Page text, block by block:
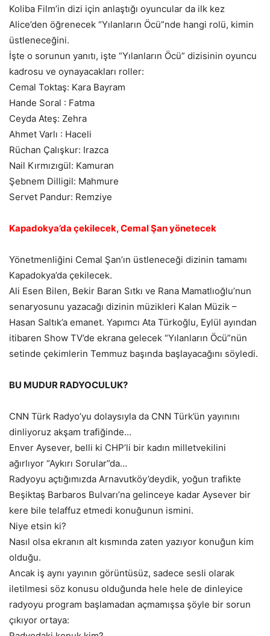
Koliba Film’in dizi için anlaştığı oyuncular da ilk kez
Alice’den öğrenecek “Yılanların Öcü”nde hangi rolü, kimin
üstleneceğini.
İşte o sorunun yanıtı, işte “Yılanların Öcü” dizisinin oyuncu
kadrosu ve oynayacakları roller:
Cemal Toktaş: Kara Bayram
Hande Soral : Fatma
Ceyda Ateş: Zehra
Ahmet Varlı : Haceli
Rüchan Çalışkur: Irazca
Nail Kırmızıgül: Kamuran
Şebnem Dilligil: Mahmure
Servet Pandur: Remziye
Kapadokya’da çekilecek, Cemal Şan yönetecek
Yönetmenliğini Cemal Şan’ın üstleneceği dizinin tamamı
Kapadokya’da çekilecek.
Ali Esen Bilen, Bekir Baran Sıtkı ve Rana Mamatlıoğlu’nun
senaryosunu yazacağı dizinin müzikleri Kalan Müzik –
Hasan Saltık’a emanet. Yapımcı Ata Türkoğlu, Eylül ayından
itibaren Show TV’de ekrana gelecek “Yılanların Öcü”nün
setinde çekimlerin Temmuz başında başlayacağını söyledi.
BU MUDUR RADYOCULUK?
CNN Türk Radyo’yu dolaysıyla da CNN Türk’ün yayınını
dinliyoruz akşam trafiğinde…
Enver Aysever, belli ki CHP’li bir kadın milletvekilini
ağırlıyor “Aykırı Sorular”da…
Radyoyu açtığımızda Arnavutköy’deydik, yoğun trafikte
Beşiktaş Barbaros Bulvarı’na gelinceye kadar Aysever bir
kere bile telaffuz etmedi konuğunun ismini.
Niye etsin ki?
Nasıl olsa ekranın alt kısmında zaten yazıyor konuğun kim
olduğu.
Ancak iş aynı yayının görüntüsüz, sadece sesli olarak
iletilmesi söz konusu olduğunda hele hele de dinleyice
radyoyu program başlamadan açmamışsa şöyle bir sorun
çıkıyor ortaya: